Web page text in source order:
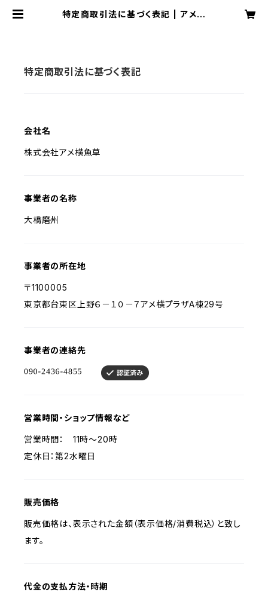
特定商取引法に基づく表記 | アメ横
特定商取引法に基づく表記
会社名
株式会社アメ横魚草
事業者の名称
大橋磨州
事業者の所在地
〒1100005
東京都台東区上野６－１０－７アメ横プラザA棟29号
事業者の連絡先
営業時間・ショップ情報など
営業時間： 11時～20時
定休日：第2水曜日
販売価格
販売価格は、表示された金額（表示価格/消費税込）と致し
ます。
代金の支払方法・時期